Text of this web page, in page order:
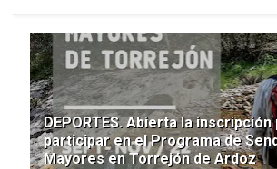
DEPORTES. Abierta la inscripción
participar en el Programa de
Mayores en Torrejón de Ardoz